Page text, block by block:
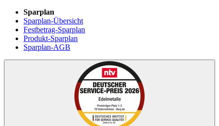
Sparplan
Sparplan-Übersicht
Festbetrag-Sparplan
Produkt-Sparplan
Sparplan-AGB